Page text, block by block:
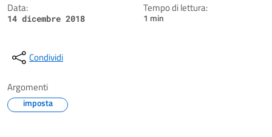
Data:
14 dicembre 2018
Tempo di lettura:
1 min
Condividi
Argomenti
imposta